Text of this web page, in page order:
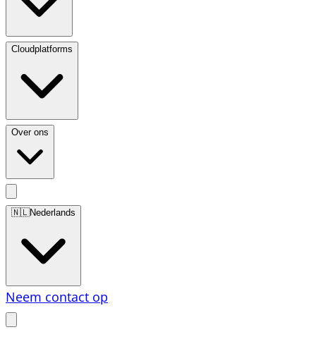
Cloudplatforms
Over ons
🇳🇱Nederlands
Neem contact op